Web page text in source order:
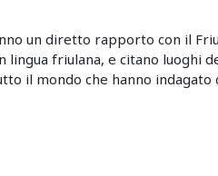
un diretto rapporto con il
friulana, e citano luoghi
il mondo che hanno